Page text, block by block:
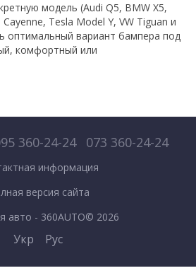
модель (Audi Q5, BMW X5,
Tesla Model Y, VW Tiguan и
оптимальный вариант бампера под
комфортный или
360-24-24 073 360-24-24
информация
версия сайта
авто - 360AUTO© 2026
Укр Рус